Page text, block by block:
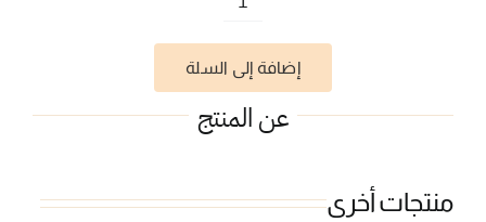
كمية
لا
شيء
يعجبني
إضافة إلى السلة
عن المنتج
منتجات أخرى